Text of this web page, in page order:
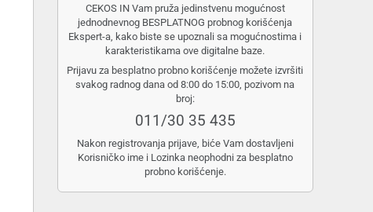
CEKOS IN Vam pruža jedinstvenu mogućnost
jednodnevnog BESPLATNOG probnog korišćenja
Ekspert-a, kako biste se upoznali sa mogućnostima i
karakteristikama ove digitalne baze.
Prijavu za besplatno probno korišćenje možete izvršiti
svakog radnog dana od 8:00 do 15:00, pozivom na
broj:
011/30 35 435
Nakon registrovanja prijave, biće Vam dostavljeni
Korisničko ime i Lozinka neophodni za besplatno
probno korišćenje.